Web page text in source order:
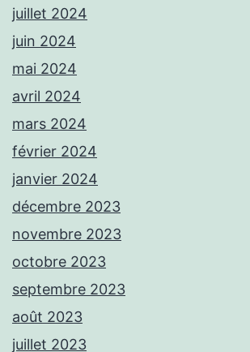
juillet 2024
juin 2024
mai 2024
avril 2024
mars 2024
février 2024
janvier 2024
décembre 2023
novembre 2023
octobre 2023
septembre 2023
août 2023
juillet 2023